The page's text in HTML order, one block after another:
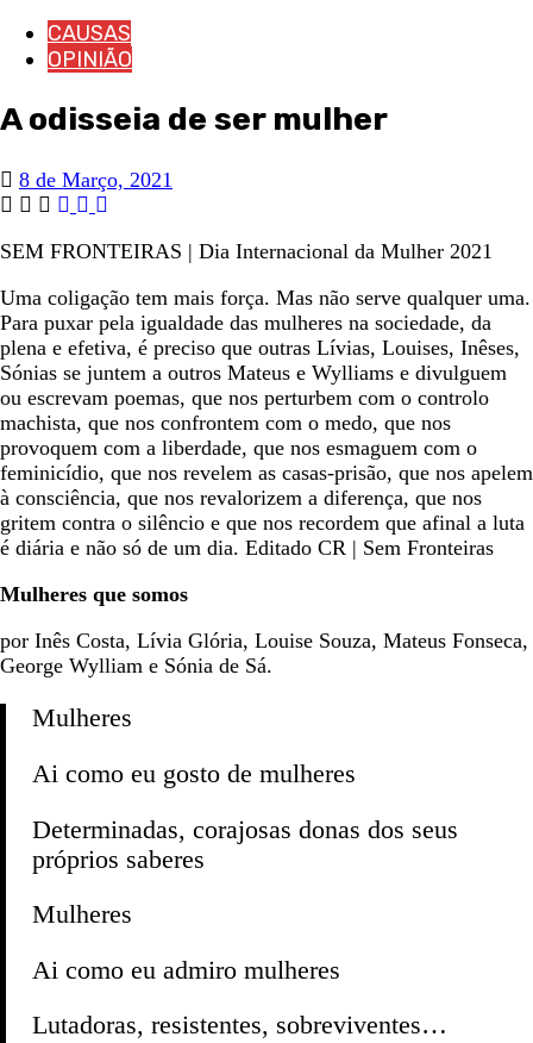
CAUSAS
OPINIÃO
A odisseia de ser mulher
8 de Março, 2021
SEM FRONTEIRAS | Dia Internacional da Mulher 2021
Uma coligação tem mais força. Mas não serve qualquer uma.
Para puxar pela igualdade das mulheres na sociedade, da
plena e efetiva, é preciso que outras Lívias, Louises, Inêses,
Sónias se juntem a outros Mateus e Wylliams e divulguem
ou escrevam poemas, que nos perturbem com o controlo
machista, que nos confrontem com o medo, que nos
provoquem com a liberdade, que nos esmaguem com o
feminicídio, que nos revelem as casas-prisão, que nos apelem
à consciência, que nos revalorizem a diferença, que nos
gritem contra o silêncio e que nos recordem que afinal a luta
é diária e não só de um dia. Editado CR | Sem Fronteiras
Mulheres que somos
por Inês Costa, Lívia Glória, Louise Souza, Mateus Fonseca,
George Wylliam e Sónia de Sá.
Mulheres
Ai como eu gosto de mulheres
Determinadas, corajosas donas dos seus
próprios saberes
Mulheres
Ai como eu admiro mulheres
Lutadoras, resistentes, sobreviventes…